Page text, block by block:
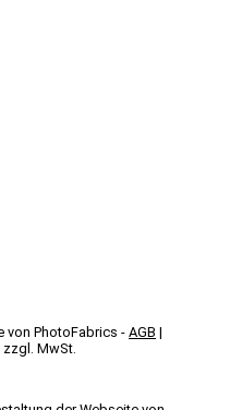
von PhotoFabrics - AGB |
zzgl. MwSt.